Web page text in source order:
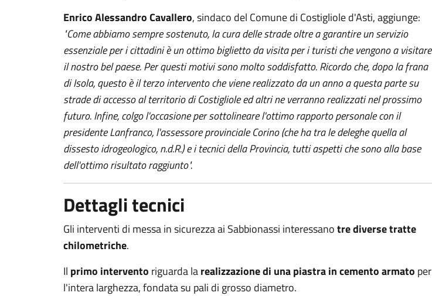
Enrico Alessandro Cavallero, sindaco del Comune di Costigliole d'Asti, aggiunge:
"Come abbiamo sempre sostenuto, la cura delle strade oltre a garantire un servizio
essenziale per i cittadini è un ottimo biglietto da visita per i turisti che vengono a visitare
il nostro bel paese. Per questi motivi sono molto soddisfatto. Ricordo che, dopo la frana
di Isola, questo è il terzo intervento che viene realizzato da un anno a questa parte su
strade di accesso al territorio di Costigliole ed altri ne verranno realizzati nel prossimo
futuro. Infine, colgo l'occasione per sottolineare l'ottimo rapporto personale con il
presidente Lanfranco, l'assessore provinciale Corino (che ha tra le deleghe quella al
dissesto idrogeologico, n.d.R.) e i tecnici della Provincia, tutti aspetti che sono alla base
dell'ottimo risultato raggiunto".
Dettagli tecnici
Gli interventi di messa in sicurezza ai Sabbionassi interessanotre diverse tratte
chilometriche.
Il primo intervento riguarda larealizzazione di una piastra in cemento armato per
l'intera larghezza, fondata su pali di grosso diametro.